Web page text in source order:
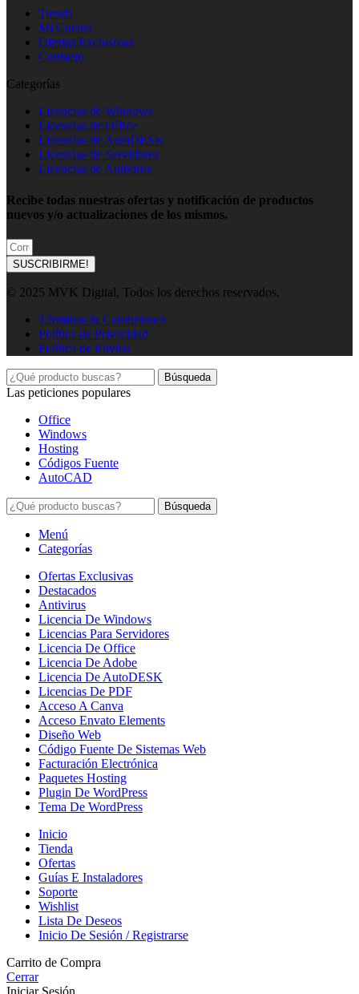
Tienda
Mi Cuenta
Ofertas Exclusivas
Contacto
Categorías
Licencias de Windows
Licencias de Office
Licencias de AutoDESK
Licencias de Servidores
Licencias de Antivirus
Recibe todas nuestras ofertas y notificación de productos
nuevos y/o actualizaciones de los mismos.
SUSCRIBIRME!
© 2025 MVK Digital, Todos los derechos reservados.
Términos & Condiciones
Política de Privacidad
Política de Envíos
Búsqueda
Las peticiones populares
Office
Windows
Hosting
Códigos Fuente
AutoCAD
Búsqueda
Menú
Categorías
Ofertas Exclusivas
Destacados
Antivirus
Licencia De Windows
Licencias Para Servidores
Licencia De Office
Licencia De Adobe
Licencia De AutoDESK
Licencias De PDF
Acceso A Canva
Acceso Envato Elements
Diseño Web
Código Fuente De Sistemas Web
Facturación Electrónica
Paquetes Hosting
Plugin De WordPress
Tema De WordPress
Inicio
Tienda
Ofertas
Guías E Instaladores
Soporte
Wishlist
Lista De Deseos
Inicio De Sesión / Registrarse
Carrito de Compra
Cerrar